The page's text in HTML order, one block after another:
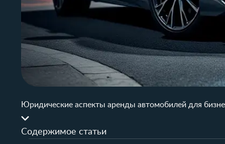
Юридические аспекты аренды автомобилей для
Содержимое статьи